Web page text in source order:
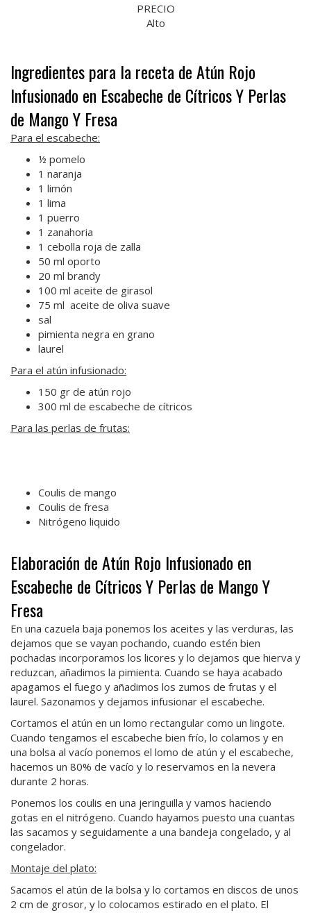
PRECIO
Alto
Ingredientes para la receta de Atún Rojo
Infusionado en Escabeche de Cítricos Y Perlas
de Mango Y Fresa
Para el escabeche:
½ pomelo
1 naranja
1 limón
1 lima
1 puerro
1 zanahoria
1 cebolla roja de zalla
50 ml oporto
20 ml brandy
100 ml aceite de girasol
75 ml aceite de oliva suave
sal
pimienta negra en grano
laurel
Para el atún infusionado:
150 gr de atún rojo
300 ml de escabeche de cítricos
Para las perlas de frutas:
Coulis de mango
Coulis de fresa
Nitrógeno liquido
Elaboración de Atún Rojo Infusionado en
Escabeche de Cítricos Y Perlas de Mango Y
Fresa
En una cazuela baja ponemos los aceites y las verduras, las
dejamos que se vayan pochando, cuando estén bien
pochadas incorporamos los licores y lo dejamos que hierva y
reduzcan, añadimos la pimienta. Cuando se haya acabado
apagamos el fuego y añadimos los zumos de frutas y el
laurel. Sazonamos y dejamos infusionar el escabeche.
Cortamos el atún en un lomo rectangular como un lingote.
Cuando tengamos el escabeche bien frío, lo colamos y en
una bolsa al vacío ponemos el lomo de atún y el escabeche,
hacemos un 80% de vacío y lo reservamos en la nevera
durante 2 horas.
Ponemos los coulis en una jeringuilla y vamos haciendo
gotas en el nitrógeno. Cuando hayamos puesto una cuantas
las sacamos y seguidamente a una bandeja congelado, y al
congelador.
Montaje del plato:
Sacamos el atún de la bolsa y lo cortamos en discos de unos
2 cm de grosor, y lo colocamos estirado en el plato. El